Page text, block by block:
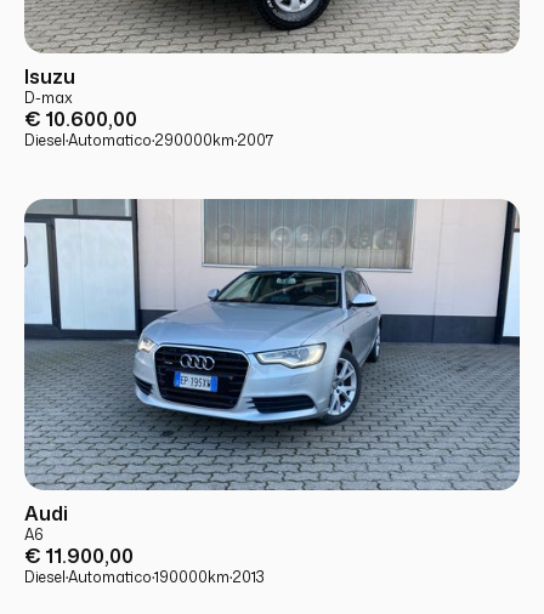
Isuzu
D-max
€ 10.600,00
Diesel·Automatico·290000km·2007
USATO
Audi
A6
€ 11.900,00
Diesel·Automatico·190000km·2013